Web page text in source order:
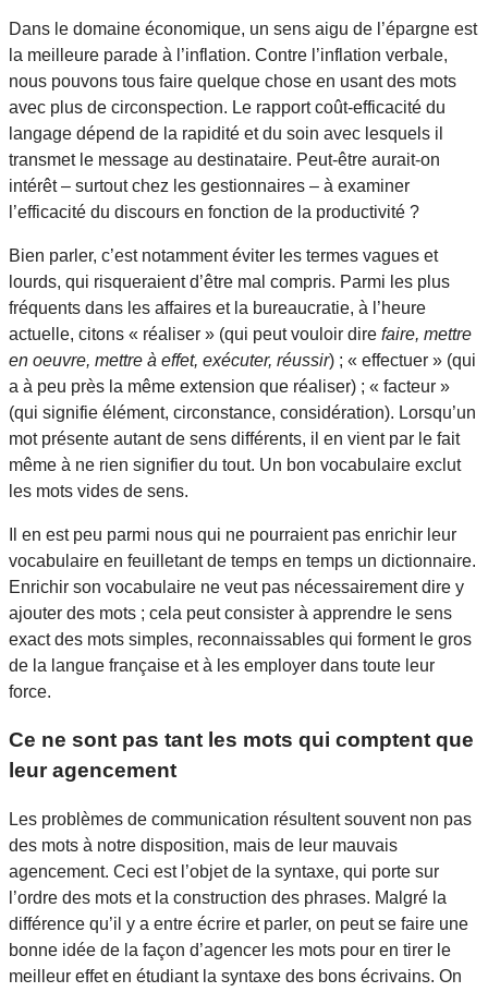
Dans le domaine économique, un sens aigu de l’épargne est
la meilleure parade à l’inflation. Contre l’inflation verbale,
nous pouvons tous faire quelque chose en usant des mots
avec plus de circonspection. Le rapport coût-efficacité du
langage dépend de la rapidité et du soin avec lesquels il
transmet le message au destinataire. Peut-être aurait-on
intérêt – surtout chez les gestionnaires – à examiner
l’efficacité du discours en fonction de la productivité ?
Bien parler, c’est notamment éviter les termes vagues et
lourds, qui risqueraient d’être mal compris. Parmi les plus
fréquents dans les affaires et la bureaucratie, à l’heure
actuelle, citons « réaliser » (qui peut vouloir dire faire, mettre
en oeuvre, mettre à effet, exécuter, réussir) ; « effectuer » (qui
a à peu près la même extension que réaliser) ; « facteur »
(qui signifie élément, circonstance, considération). Lorsqu’un
mot présente autant de sens différents, il en vient par le fait
même à ne rien signifier du tout. Un bon vocabulaire exclut
les mots vides de sens.
Il en est peu parmi nous qui ne pourraient pas enrichir leur
vocabulaire en feuilletant de temps en temps un dictionnaire.
Enrichir son vocabulaire ne veut pas nécessairement dire y
ajouter des mots ; cela peut consister à apprendre le sens
exact des mots simples, reconnaissables qui forment le gros
de la langue française et à les employer dans toute leur
force.
Ce ne sont pas tant les mots qui comptent que
leur agencement
Les problèmes de communication résultent souvent non pas
des mots à notre disposition, mais de leur mauvais
agencement. Ceci est l’objet de la syntaxe, qui porte sur
l’ordre des mots et la construction des phrases. Malgré la
différence qu’il y a entre écrire et parler, on peut se faire une
bonne idée de la façon d’agencer les mots pour en tirer le
meilleur effet en étudiant la syntaxe des bons écrivains. On